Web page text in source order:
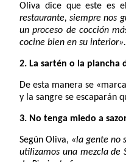
Oliva dice que este es
restaurante, siempre nos
un proceso de cocción
cocine bien en su interior».
2. La sartén o la plancha
De esta manera se
y la sangre se escaparán
3. No tenga miedo a
Según Oliva, «la gente no
utilizamos una mezcla de